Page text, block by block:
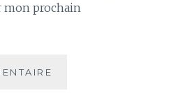
mon prochain